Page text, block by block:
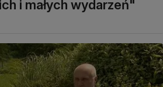
i małych wydarzeń"